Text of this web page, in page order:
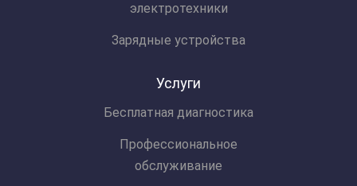
электротехники
Зарядные устройства
Услуги
Бесплатная диагностика
Профессиональное
обслуживание